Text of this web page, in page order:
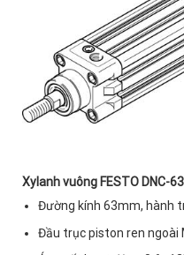
Xylanh vuông FESTO DNC-
Đường kính 63mm, hành
Đầu trục piston ren ngoài